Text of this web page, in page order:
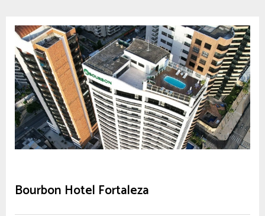
Bourbon Hotel Fortaleza